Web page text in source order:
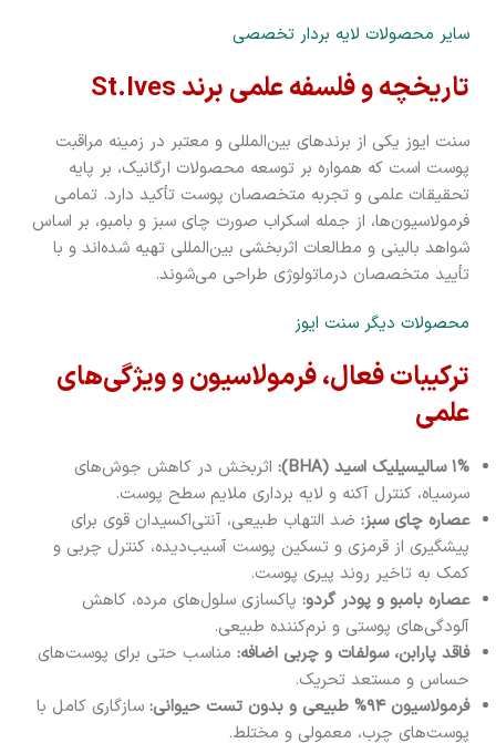
سایر محصولات لایه بردار تخصصی
تاریخچه و فلسفه علمی برند St.Ives
سنت ایوز یکی از برندهای بین‌المللی و معتبر در زمینه مراقبت
پوست است که همواره بر توسعه محصولات ارگانیک، بر پایه
تحقیقات علمی و تجربه متخصصان پوست تأکید دارد. تمامی
فرمولاسیون‌ها، از جمله اسکراب صورت چای سبز و بامبو، بر اساس
شواهد بالینی و مطالعات اثربخشی بین‌المللی تهیه شده‌اند و با
تأیید متخصصان درماتولوژی طراحی می‌شوند.
محصولات دیگر سنت ایوز
ترکیبات فعال، فرمولاسیون و ویژگی‌های
علمی
۱% سالیسیلیک اسید (BHA):
اثربخش در کاهش جوش‌های
سرسیاه، کنترل آکنه و لایه برداری ملایم سطح پوست.
عصاره چای سبز: ضد التهاب طبیعی، آنتی‌اکسیدان قوی برای
پیشگیری از قرمزی و تسکین پوست آسیب‌دیده، کنترل چربی و
کمک به تاخیر روند پیری پوست.
عصاره بامبو و پودر گردو: پاکسازی سلول‌های مرده، کاهش
آلودگی‌های پوستی و نرم‌کننده طبیعی.
فاقد پارابن، سولفات و چربی اضافه: مناسب حتی برای پوست‌های
حساس و مستعد تحریک.
فرمولاسیون ۹۴% طبیعی و بدون تست حیوانی:
سازگاری کامل با
پوست‌های چرب، معمولی و مختلط.